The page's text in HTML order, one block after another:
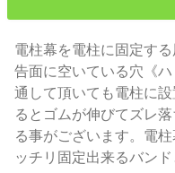
電柱幕を電柱に固定す
告面に空いている穴《
通して頂いても電柱に
るとゴムが伸びてズレ
る事がございます。電
ッチリ固定出来るバンド